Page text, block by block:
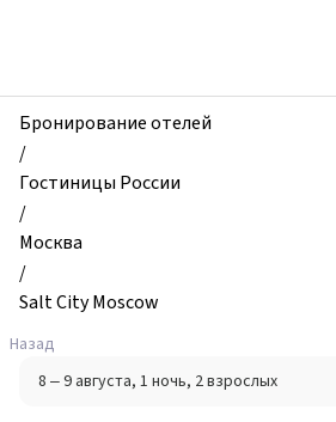
Salt
City
Moscow,
Москва,
Россия
Бронирование отелей
/
Гостиницы России
/
Москва
/
Salt City Moscow
Назад
8 – 9 августа, 1 ночь, 2 взрослых